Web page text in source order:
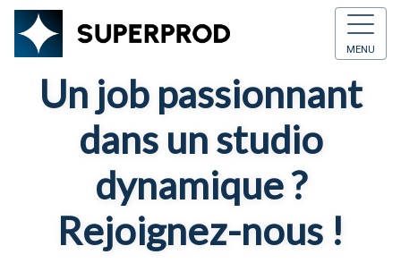
MENU
Un job passionnant
dans un studio
dynamique ?
Rejoignez-nous !